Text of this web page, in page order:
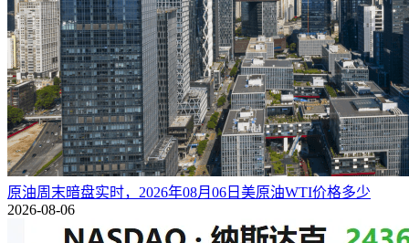
原油周末暗盘实时，2026年08月06日美原油WTI价格多少
2026-08-06